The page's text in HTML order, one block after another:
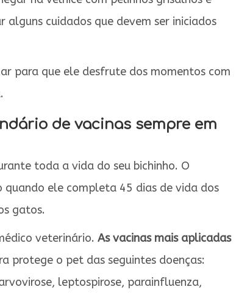
alguns cuidados que devem ser iniciados
para que ele desfrute dos momentos com
de vacinas sempre em
toda a vida do seu bichinho. O
quando ele completa 45 dias de vida dos
gatos.
veterinário. As vacinas mais aplicadas
protege o pet das seguintes doenças:
leptospirose, parainfluenza,